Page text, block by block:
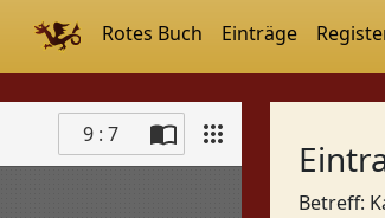
Rotes Buch Einträge
9 : 7
Betreff: